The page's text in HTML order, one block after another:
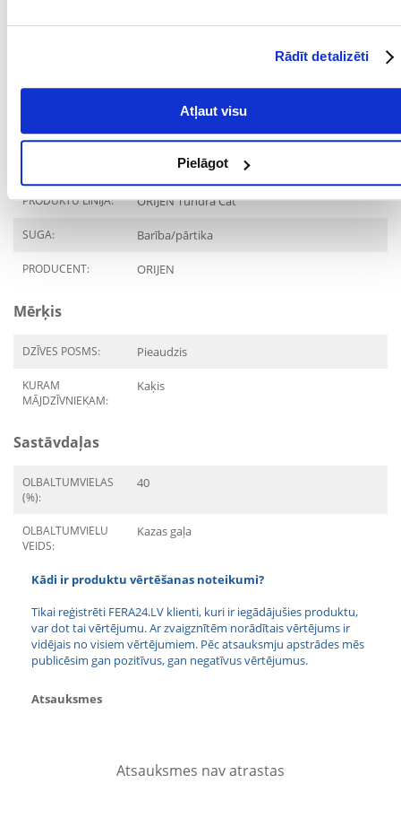
Rādīt detalizēti
Atļaut visu
Pielāgot
DHA (dokozaheksaēnskābe) 0,3%
PRODUKTU LĪNIJA: ORIJEN Tundra Cat
SUGA: Barība/pārtika
PRODUCENT: ORIJEN
Mērķis
DZĪVES POSMS: Pieaudzis
KURAM
MĀJDZĪVNIEKAM:
Kaķis
Sastāvdaļas
OLBALTUMVIELAS
(%):
40
OLBALTUMVIELU
VEIDS:
Kazas gaļa
Kādi ir produktu vērtēšanas noteikumi?
Tikai reģistrēti FERA24.LV klienti, kuri ir iegādājušies produktu,
var dot tai vērtējumu. Ar zvaigznītēm norādītais vērtējums ir
vidējais no visiem vērtējumiem. Pēc atsauksmju apstrādes mēs
publicēsim gan pozitīvus, gan negatīvus vērtējumus.
Atsauksmes
Atsauksmes nav atrastas